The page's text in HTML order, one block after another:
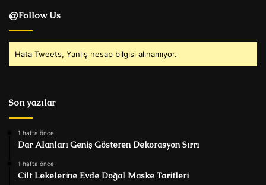
@Follow Us
Hata Tweets, Yanlış hesap bilgisi alınamıyor.
Son yazılar
1 hafta önce
Dar Alanları Geniş Gösteren Dekorasyon Sırrı
1 hafta önce
Cilt Lekelerine Evde Doğal Maske Tarifleri